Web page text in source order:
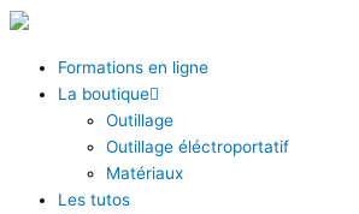
Aller
contenuFormations en ligne
La boutique
Outillage
Outillage éléctroportatif
Matériaux
Les tutos